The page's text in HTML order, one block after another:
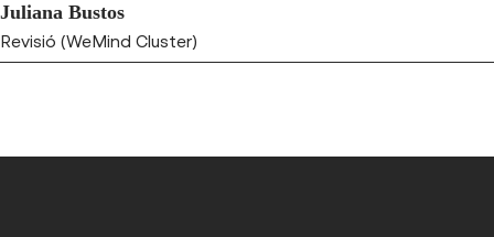
Juliana Bustos
Revisió (WeMind Cluster)